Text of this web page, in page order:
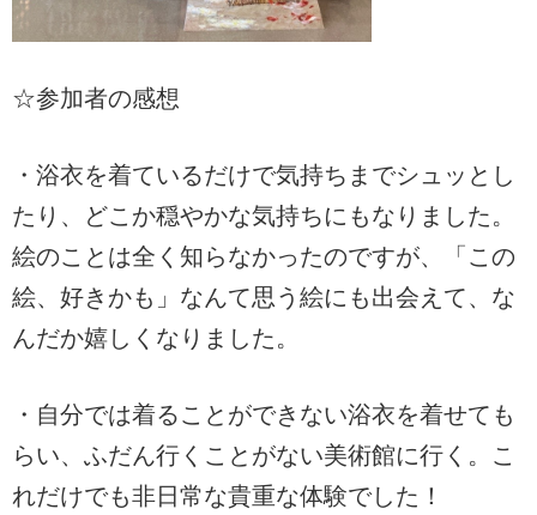
☆参加者の感想
・浴衣を着ているだけで気持ちまでシュッとし
たり、どこか穏やかな気持ちにもなりました。
絵のことは全く知らなかったのですが、「この
絵、好きかも」なんて思う絵にも出会えて、な
んだか嬉しくなりました。
・自分では着ることができない浴衣を着せても
らい、ふだん行くことがない美術館に行く。こ
れだけでも非日常な貴重な体験でした！